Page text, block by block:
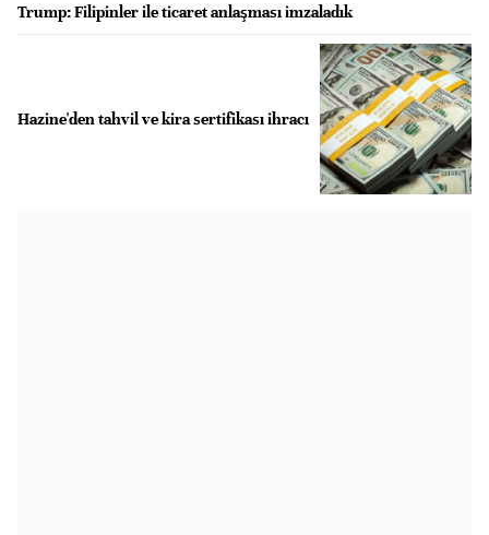
Trump: Filipinler ile ticaret anlaşması imzaladık
Hazine'den tahvil ve kira sertifikası ihracı